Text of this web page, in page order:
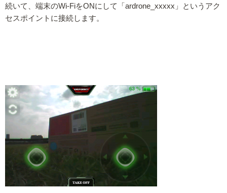
続いて、端末のWi-FiをONにして「ardrone_xxxxx」というアク
セスポイントに接続します。